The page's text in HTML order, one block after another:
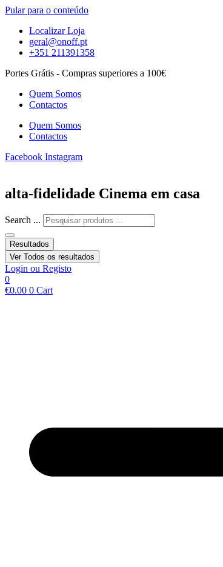
Pular para o conteúdo
Localizar Loja
geral@onoff.pt
+351 211391358
Portes Grátis - Compras superiores a 100€
Quem Somos
Contactos
Quem Somos
Contactos
Facebook Instagram
alta-fidelidade Cinema em casa
Search ...
Resultados
Ver Todos os resultados
Login ou Registo
0
€0.00 0 Cart